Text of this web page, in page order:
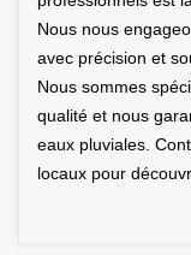
Nous nous
avec précision et
Nous sommes
qualité et nous
eaux pluviales.
locaux pour